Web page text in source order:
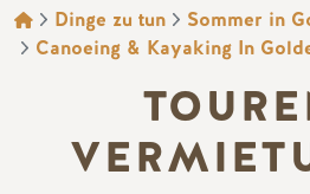
BROTKRÜMEL
Dinge zu tun
Sommer in
Canoeing & Kayaking In